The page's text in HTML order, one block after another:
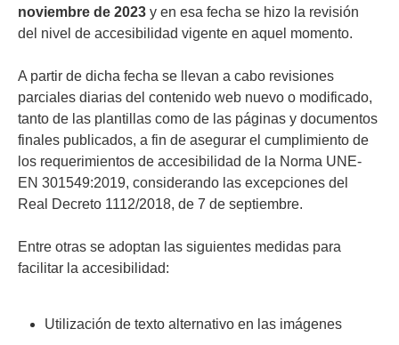
noviembre de 2023 y en esa fecha se hizo la revisión
del nivel de accesibilidad vigente en aquel momento.
A partir de dicha fecha se llevan a cabo revisiones
parciales diarias del contenido web nuevo o modificado,
tanto de las plantillas como de las páginas y documentos
finales publicados, a fin de asegurar el cumplimiento de
los requerimientos de accesibilidad de la Norma UNE-
EN 301549:2019, considerando las excepciones del
Real Decreto 1112/2018, de 7 de septiembre.
Entre otras se adoptan las siguientes medidas para
facilitar la accesibilidad:
Utilización de texto alternativo en las imágenes